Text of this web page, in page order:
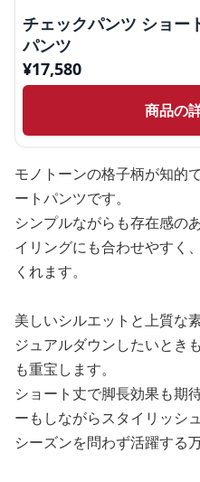
チェックパンツ ショー
パンツ
¥17,580
商品の
モノトーンの格子柄が知的
ートパンツです。
シンプルながらも存在感の
イリングにも合わせやすく
くれます。
美しいシルエットと上質な
ジュアルダウンしたいとき
も重宝します。
ショート丈で脚長効果も期
ーもしながらスタイリッシ
シーズンを問わず活躍する